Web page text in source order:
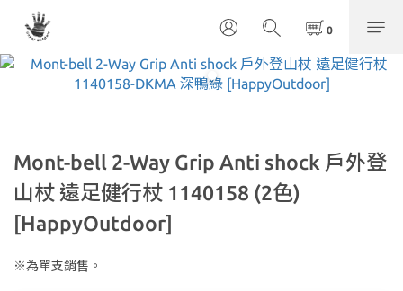
Mont-bell 2-Way Grip Anti shock 戶外登
山杖 遠足健行杖 1140158 (2色)
[HappyOutdoor]
※為單支銷售。